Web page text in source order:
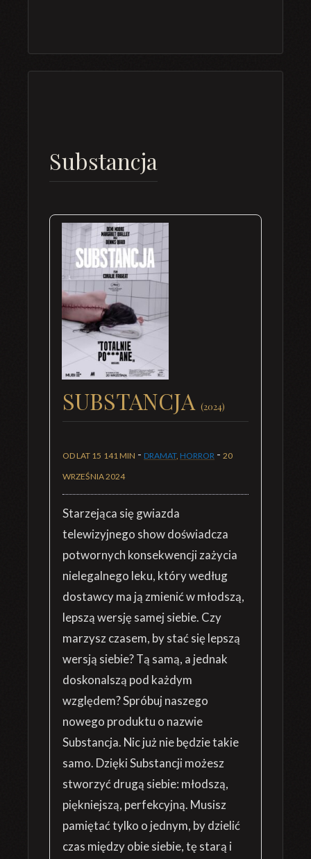
Substancja
SUBSTANCJA (2024)
OD LAT 15 141 MIN - DRAMAT, HORROR - 20
WRZEŚNIA 2024
Starzejąca się gwiazda
telewizyjnego show doświadcza
potwornych konsekwencji zażycia
nielegalnego leku, który według
dostawcy ma ją zmienić w młodszą,
lepszą wersję samej siebie. Czy
marzysz czasem, by stać się lepszą
wersją siebie? Tą samą, a jednak
doskonalszą pod każdym
względem? Spróbuj naszego
nowego produktu o nazwie
Substancja. Nic już nie będzie takie
samo. Dzięki Substancji możesz
stworzyć drugą siebie: młodszą,
piękniejszą, perfekcyjną. Musisz
pamiętać tylko o jednym, by dzielić
czas między obie siebie, tę starą i